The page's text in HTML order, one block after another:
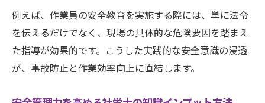
例えば、作業員の安全教育を実施する際には、単に法令
を伝えるだけでなく、現場の具体的な危険要因を踏まえ
た指導が効果的です。こうした実践的な安全意識の浸透
が、事故防止と作業効率向上に直結します。